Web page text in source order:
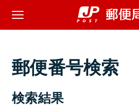
郵便番号検索
検索結果